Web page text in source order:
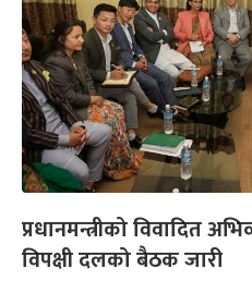
प्रधानमन्त्रीको विवादित
विपक्षी दलको बैठक जारी